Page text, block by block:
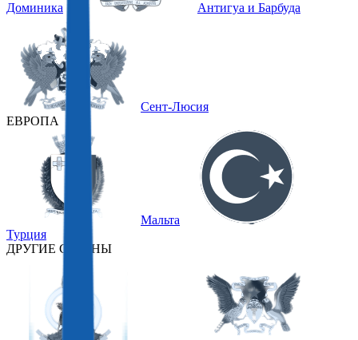
Доминика Антигуа и Барбуда
Сент-Люсия
ЕВРОПА
Мальта
Турция
ДРУГИЕ СТРАНЫ